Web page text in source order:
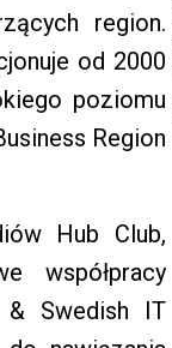
region.
od 2000
poziomu
Region
Hub Club,
współpracy
& Swedish IT